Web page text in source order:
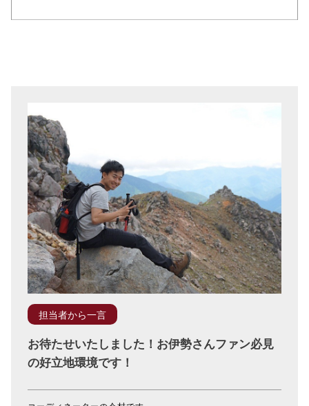
担当者から一言
お待たせいたしました！お伊勢さんファン必見
の好立地環境です！